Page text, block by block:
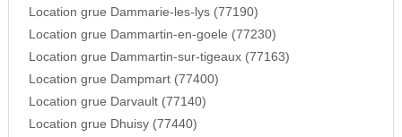
Location grue Dammarie-les-lys (77190)
Location grue Dammartin-en-goele (77230)
Location grue Dammartin-sur-tigeaux (77163)
Location grue Dampmart (77400)
Location grue Darvault (77140)
Location grue Dhuisy (77440)